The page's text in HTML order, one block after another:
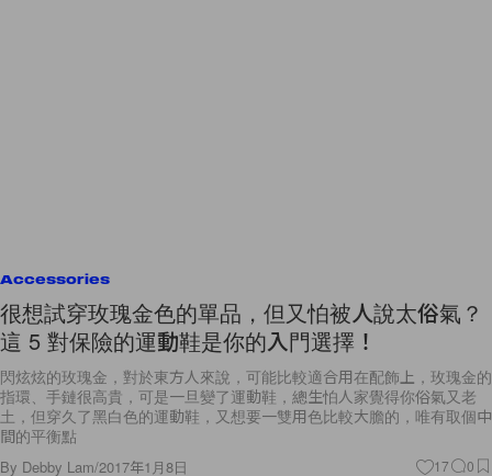
Accessories
很想試穿玫瑰金色的單品，但又怕被人說太俗氣？
這 5 對保險的運動鞋是你的入門選擇！
閃炫炫的玫瑰金，對於東方人來說，可能比較適合用在配飾上，玫瑰金的
指環、手鏈很高貴，可是一旦變了運動鞋，總生怕人家覺得你俗氣又老
土，但穿久了黑白色的運動鞋，又想要一雙用色比較大膽的，唯有取個中
間的平衡點
By Debby Lam/2017年1月8日 17 0